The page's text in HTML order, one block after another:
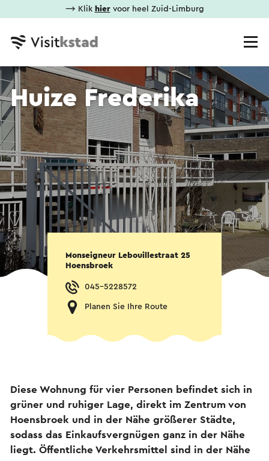
⟶ Klik hiervoor heel Zuid-Limburg
Huize Frederika
Monseigneur Lebouillestraat 25
Hoensbroek
045-5228572
Planen Sie Ihre Route
Diese Wohnung für vier Personen befindet sich in
grüner und ruhiger Lage, direkt im Zentrum von
Hoensbroek und in der Nähe größerer Städte,
sodass das Einkaufsvergnügen ganz in der Nähe
liegt. Öffentliche Verkehrsmittel sind in der Nähe